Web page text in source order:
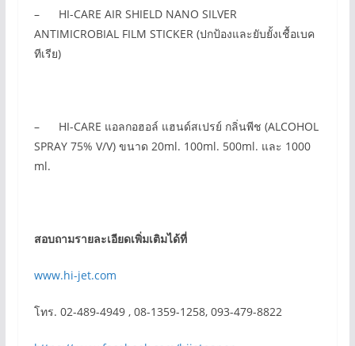
– HI-CARE AIR SHIELD NANO SILVER
ANTIMICROBIAL FILM STICKER (ปกป้องและยับยั้งเชื้อเบค
ทีเรีย)
– HI-CARE แอลกอฮอล์ แฮนด์สเปรย์ กลิ่นพีช (ALCOHOL
SPRAY 75% V/V) ขนาด 20ml. 100ml. 500ml. และ 1000
ml.
สอบถามรายละเอียดเพิ่มเติมได้ที่
www.hi-jet.com
โทร. 02-489-4949 , 08-1359-1258, 093-479-8822